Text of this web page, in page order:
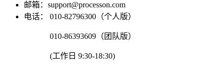
邮箱：support@processon.com
电话：
010-82796300（个人版）
010-86393609（团队版）
(工作日 9:30-18:30)